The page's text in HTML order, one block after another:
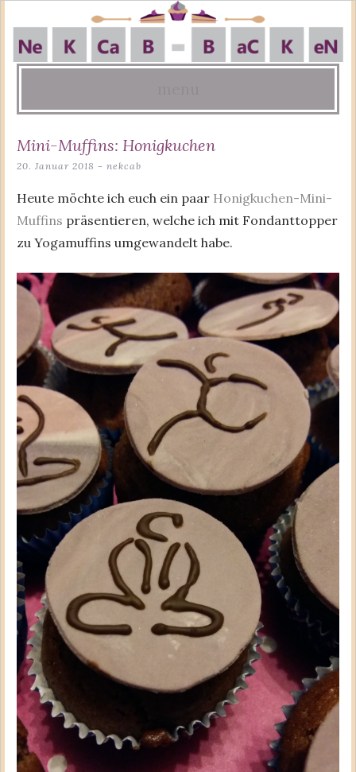
to
Mini-Muffins: Honigkuchen
20. Januar 2018 - nekcab
Heute möchte ich euch ein paar Honigkuchen-Mini-
Muffins präsentieren, welche ich mit Fondanttopper
zu Yogamuffins umgewandelt habe.